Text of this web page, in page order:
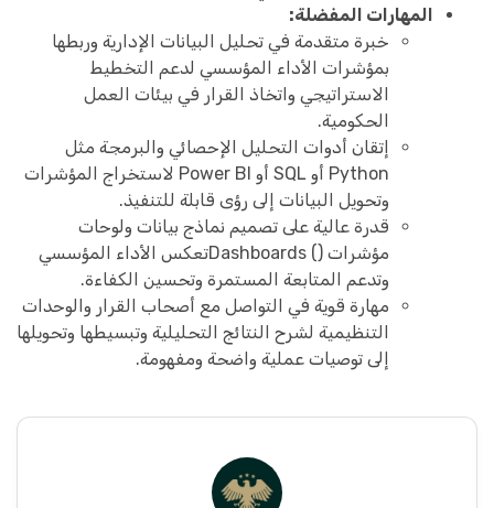
المهارات المفضلة:
خبرة متقدمة في تحليل البيانات الإدارية وربطها
بمؤشرات الأداء المؤسسي لدعم التخطيط
الاستراتيجي واتخاذ القرار في بيئات العمل
الحكومية.
إتقان أدوات التحليل الإحصائي والبرمجة مثل
Python أو SQL أو Power BI لاستخراج المؤشرات
وتحويل البيانات إلى رؤى قابلة للتنفيذ.
قدرة عالية على تصميم نماذج بيانات ولوحات
مؤشرات () Dashboardsتعكس الأداء المؤسسي
وتدعم المتابعة المستمرة وتحسين الكفاءة.
مهارة قوية في التواصل مع أصحاب القرار والوحدات
التنظيمية لشرح النتائج التحليلية وتبسيطها وتحويلها
إلى توصيات عملية واضحة ومفهومة.